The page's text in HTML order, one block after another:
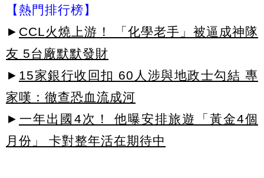
【熱門排行榜】
► CCL火燒上游！ 「化學老手」被逼成神隊
友 5台廠默默發財
► 15家銀行收回扣 60人涉與地政士勾結 專
家嘆：徹查恐血流成河
► 一年出國4次！ 他曝安排旅遊「黃金4個
月份」 卡對整年活在期待中